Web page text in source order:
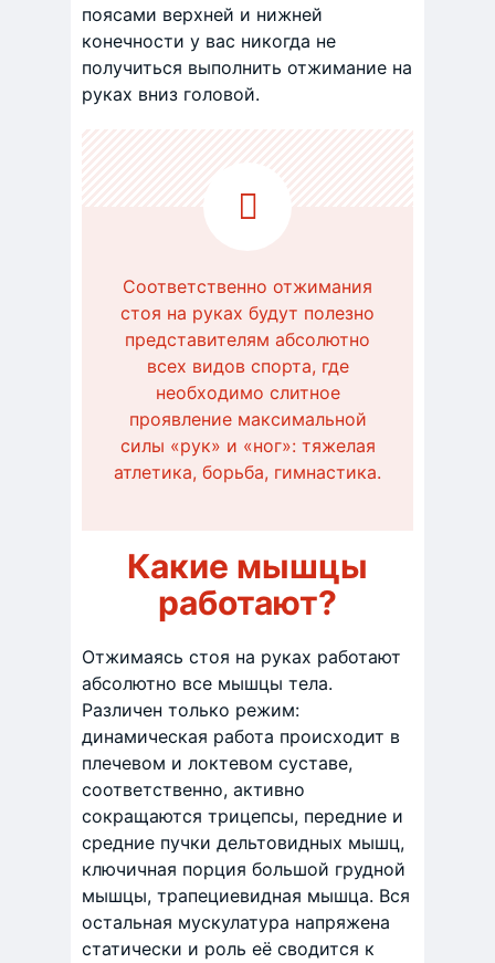
поясами верхней и нижней
конечности у вас никогда не
получиться выполнить отжимание на
руках вниз головой.
Соответственно отжимания
стоя на руках будут полезно
представителям абсолютно
всех видов спорта, где
необходимо слитное
проявление максимальной
силы «рук» и «ног»: тяжелая
атлетика, борьба, гимнастика.
Какие мышцы
работают?
Отжимаясь стоя на руках работают
абсолютно все мышцы тела.
Различен только режим:
динамическая работа происходит в
плечевом и локтевом суставе,
соответственно, активно
сокращаются трицепсы, передние и
средние пучки дельтовидных мышц,
ключичная порция большой грудной
мышцы, трапециевидная мышца. Вся
остальная мускулатура напряжена
статически и роль её сводится к